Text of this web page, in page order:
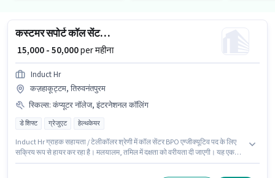
कस्टमर सपोर्ट कॉल सेंटर BPO एग्जीक्यूटिव
₹ 15,000 - 50,000per महीना
Induct Hr
कज़हाकूट्टम, तिरुवनंतपुरम
स्किल्स: कंप्यूटर नॉलेज, इंटरनेशनल कॉलिंग
डे शिफ्ट ग्रेजुएट हेल्थकेयर
Induct Hr ग्राहक सहायता / टेलीकॉलर श्रेणी में कॉल सेंटर BPO एग्जीक्यूटिव पद के लिए
सक्रिय रूप से हायर कर रहा है। मलयालम, तमिल में दक्षता को वरीयता दी जाएगी। यह एक